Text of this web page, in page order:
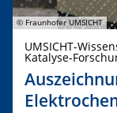
© Fraunhofer UMSICHT
UMSICHT-
Katalyse-